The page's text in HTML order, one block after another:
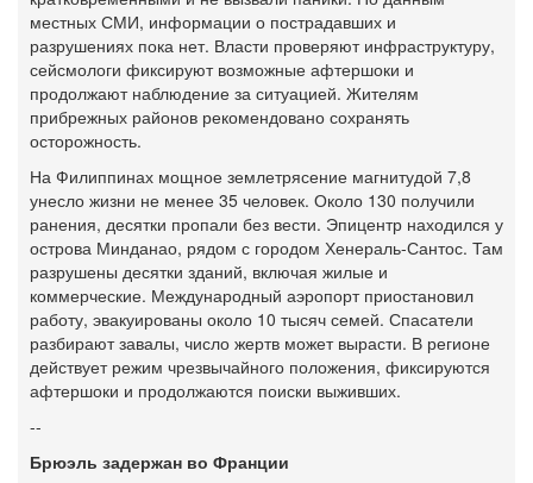
местных СМИ, информации о пострадавших и
разрушениях пока нет. Власти проверяют инфраструктуру,
сейсмологи фиксируют возможные афтершоки и
продолжают наблюдение за ситуацией. Жителям
прибрежных районов рекомендовано сохранять
осторожность.
На Филиппинах мощное землетрясение магнитудой 7,8
унесло жизни не менее 35 человек. Около 130 получили
ранения, десятки пропали без вести. Эпицентр находился у
острова Минданао, рядом с городом Хенераль-Сантос. Там
разрушены десятки зданий, включая жилые и
коммерческие. Международный аэропорт приостановил
работу, эвакуированы около 10 тысяч семей. Спасатели
разбирают завалы, число жертв может вырасти. В регионе
действует режим чрезвычайного положения, фиксируются
афтершоки и продолжаются поиски выживших.
--
Брюэль задержан во Франции